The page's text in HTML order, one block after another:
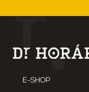
E-SHOP